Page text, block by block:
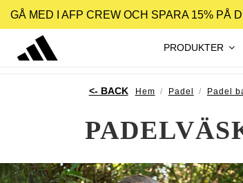
GÅ MED I AFP CREW OCH SPARA 15% PÅ
PRODUKTER
Hem Padel Padel